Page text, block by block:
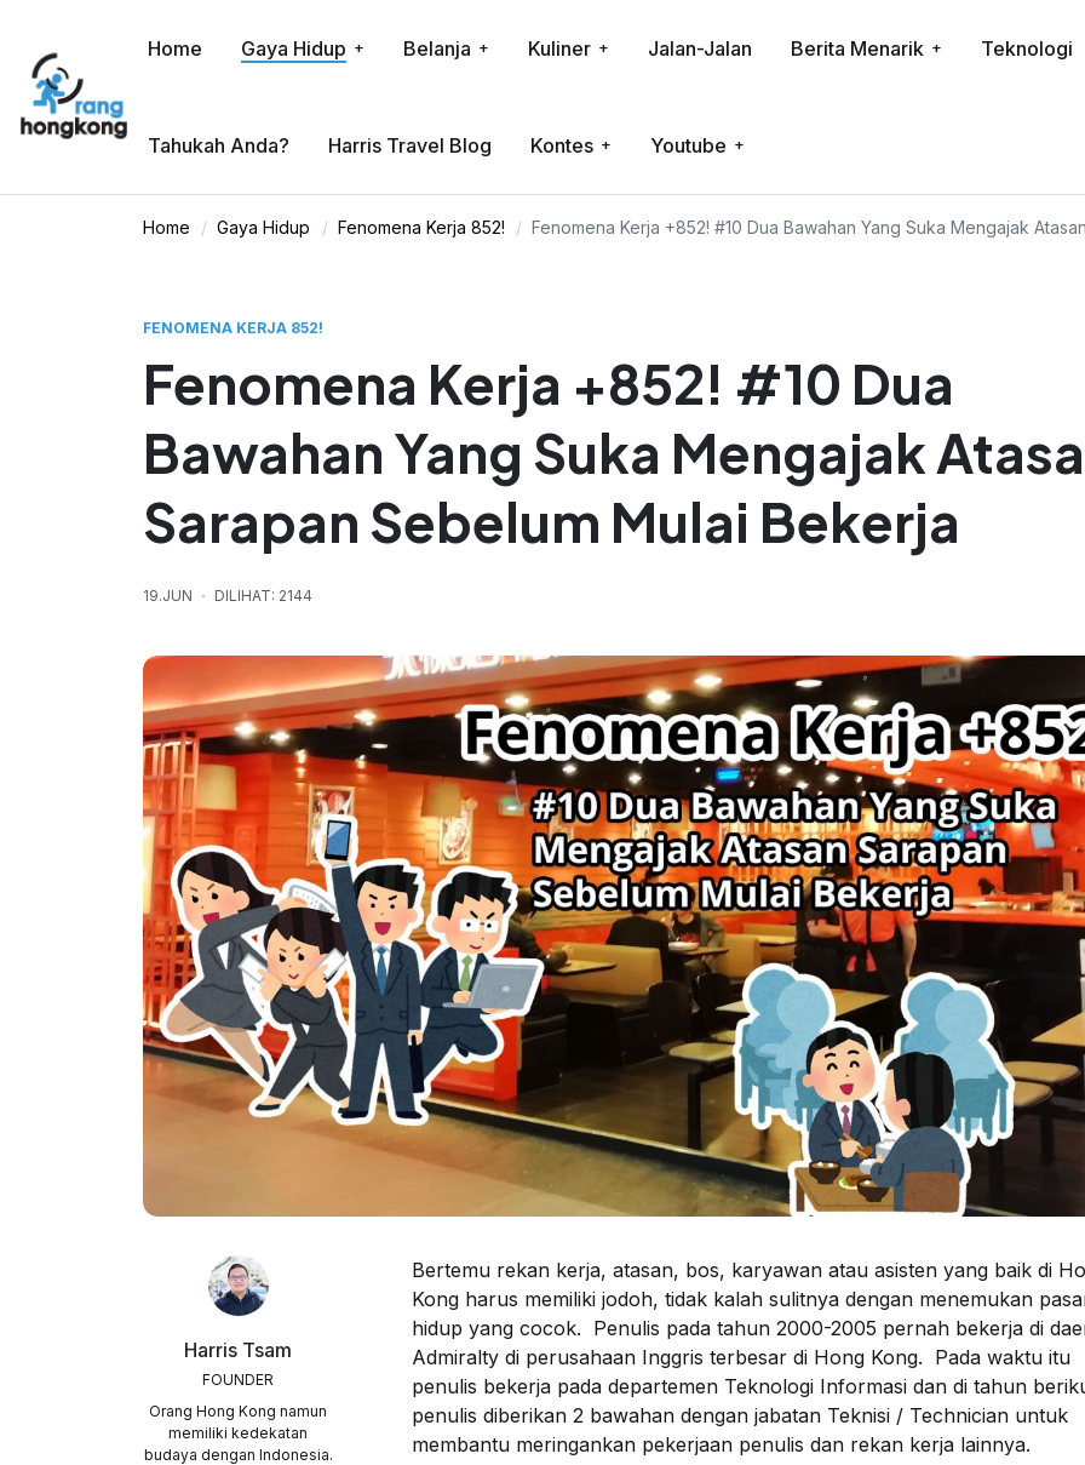
Home Gaya Hidup Belanja Kuliner Jalan-Jalan Berita Menarik Teknologi
Tahukah Anda? Harris Travel Blog Kontes Youtube
Home Gaya Hidup Fenomena Kerja 852! Fenomena Kerja +852! #10 Dua Bawahan Yang Suka Mengajak
FENOMENA KERJA 852!
Fenomena Kerja +852! #10 Dua
Bawahan Yang Suka Mengajak
Sarapan Sebelum Mulai Bekerja
19.JUN DILIHAT: 2144
Harris Tsam
FOUNDER
Orang Hong Kong namun
memiliki kedekatan
budaya dengan Indonesia.
Bertemu rekan kerja, atasan, bos, karyawan atau asisten yang baik di
Kong harus memiliki jodoh, tidak kalah sulitnya dengan menemukan
hidup yang cocok. Penulis pada tahun 2000-2005 pernah bekerja di
Admiralty di perusahaan Inggris terbesar di Hong Kong. Pada waktu itu
penulis bekerja pada departemen Teknologi Informasi dan di tahun
penulis diberikan 2 bawahan dengan jabatan Teknisi / Technician untuk
membantu meringankan pekerjaan penulis dan rekan kerja lainnya.